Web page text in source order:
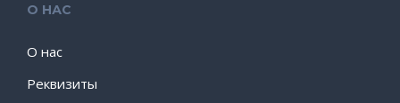
О НАС
О нас
Реквизиты